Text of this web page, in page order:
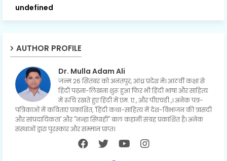
undefined
AUTHOR PROFILE
Dr. Mulla Adam Ali
जन्म 26 सितंबर को अनंतपुर, आंध्र प्रदेश में। आठवीं कक्षा से
हिंदी पढ़ना-लिखना शुरू हुआ फिर भी हिंदी भाषा और साहित्य
में रुचि रखते हुए हिंदी में एम. ए., और पीएचडी.,। अनेक पत्र-
पत्रिकाओं में कविताएं प्रकाशित, 'हिंदी कथा-साहित्य में देश-विभाजन की त्रासदी
और सांप्रदायिकता' और "नन्हा सिपाही" बाल कहानी संग्रह प्रकाशित है। अनेक
संस्थाओं द्वारा पुरस्कार और सम्मान प्राप्त।